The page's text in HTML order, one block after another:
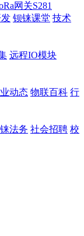
网关S281
钡铼课堂 技术
远程IO模块
动态 物联百科 行
法务 社会招聘 校